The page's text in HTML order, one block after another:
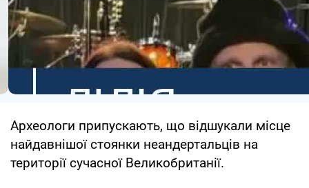
Археологи припускають, що відшукали місце
найдавнішої стоянки неандертальців на
території сучасної Великобританії.